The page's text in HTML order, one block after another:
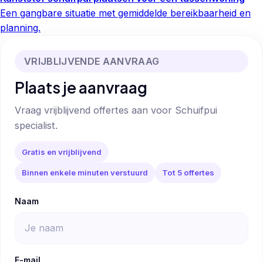
Een gangbare situatie met gemiddelde bereikbaarheid en
planning.
VRIJBLIJVENDE AANVRAAG
Plaats je aanvraag
Vraag vrijblijvend offertes aan voor Schuifpui
specialist.
Gratis en vrijblijvend
Binnen enkele minuten verstuurd Tot 5 offertes
Naam
E-mail